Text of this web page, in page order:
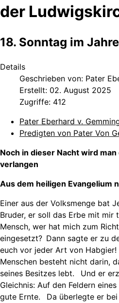
der
18. Sonntag im
Details
Geschrieben von: Pater
Erstellt: 02. August 2025
Zugriffe: 412
Pater Eberhard v.
Predigten von Pater Von
Noch in dieser Nacht wird
verlangen
Aus dem heiligen Evangelium
Einer aus der Volksmenge bat
Bruder, er soll das Erbe mit mir
Mensch, wer hat mich zum
eingesetzt? Dann sagte er zu
euch vor jeder Art von Habgier!
Menschen besteht nicht darin,
seines Besitzes lebt. Und er
Gleichnis: Auf den Feldern
gute Ernte. Da überlegte er bei